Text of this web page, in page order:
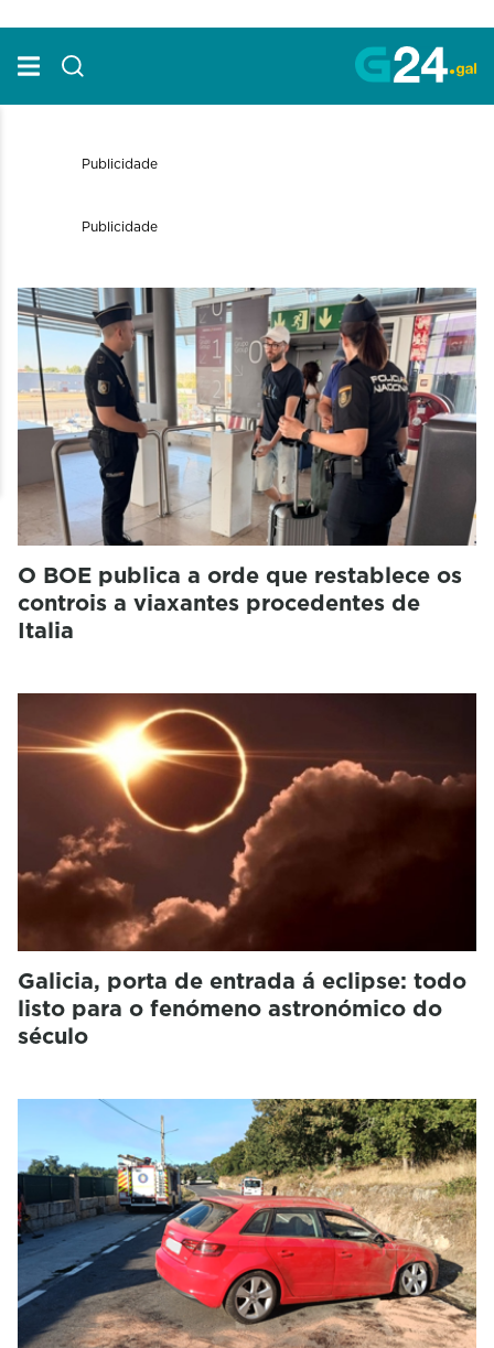
O BOE publica a orde que restablece os
controis a viaxantes procedentes de
Italia
Galicia, porta de entrada á eclipse: todo
listo para o fenómeno astronómico do
século
Publicidade
Publicidade